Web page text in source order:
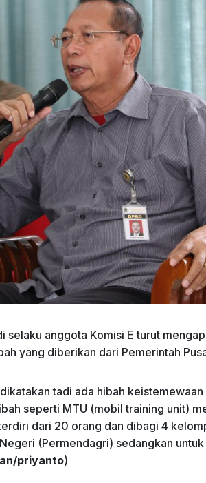
selaku anggota Komisi E turut
yang diberikan dari Pemerintah
tadi ada hibah
seperti MTU (mobil training unit)
dari 20 orang dan dibagi 4
(Permendagri) sedangkan
priyanto)